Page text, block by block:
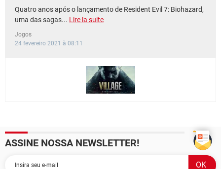
Quatro anos após o lançamento de Resident Evil 7: Biohazard,
uma das sagas... Lire la suite
Jogos
24 fevereiro 2021 à 08:11
ASSINE NOSSA NEWSLETTER!